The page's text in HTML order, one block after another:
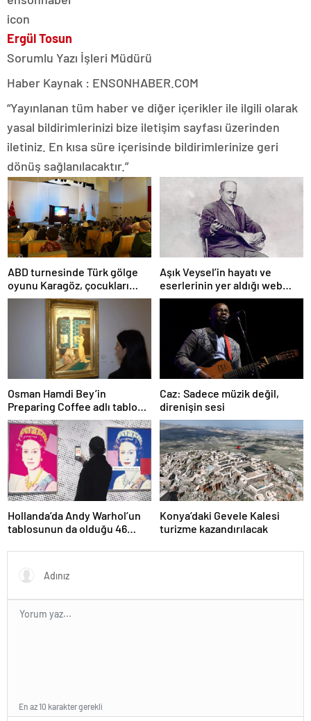
Ergül Tosun
Sorumlu Yazı İşleri Müdürü
Haber Kaynak : ENSONHABER.COM
“Yayınlanan tüm haber ve diğer içerikler ile ilgili olarak
yasal bildirimlerinizi bize iletişim sayfası üzerinden
iletiniz. En kısa süre içerisinde bildirimlerinize geri
dönüş sağlanılacaktır.”
ABD turnesinde Türk gölge
oyunu Karagöz, çocukları
büyüledi
Aşık Veysel’in hayatı ve
eserlerinin yer aldığı web
portalı hizmete girdi
Osman Hamdi Bey’in
Preparing Coffee adlı tablosu
75 milyon liraya satışa
sunuldu
Caz: Sadece müzik değil,
direnişin sesi
Hollanda’da Andy Warhol’un
tablosunun da olduğu 46
Konya’daki Gevele Kalesi
turizme kazandırılacak
En az 10 karakter gerekli